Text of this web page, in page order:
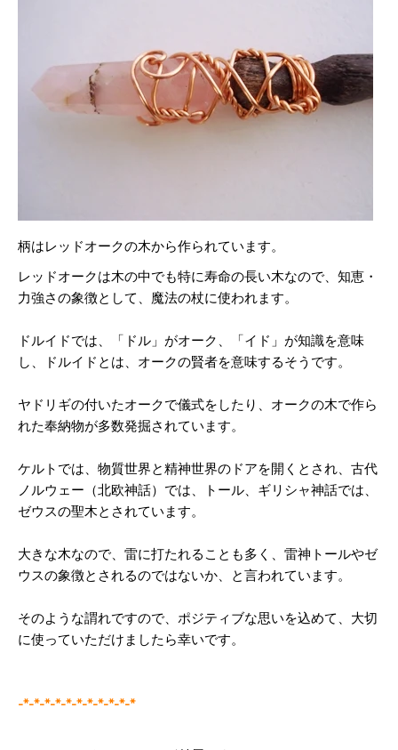
柄はレッドオークの木から作られています。
レッドオークは木の中でも特に寿命の長い木なので、知恵・
力強さの象徴として、魔法の杖に使われます。
ドルイドでは、「ドル」がオーク、「イド」が知識を意味
し、ドルイドとは、オークの賢者を意味するそうです。
ヤドリギの付いたオークで儀式をしたり、オークの木で作ら
れた奉納物が多数発掘されています。
ケルトでは、物質世界と精神世界のドアを開くとされ、古代
ノルウェー（北欧神話）では、トール、ギリシャ神話では、
ゼウスの聖木とされています。
大きな木なので、雷に打たれることも多く、雷神トールやゼ
ウスの象徴とされるのではないか、と言われています。
そのような謂れですので、ポジティブな思いを込めて、大切
に使っていただけましたら幸いです。
-*-*-*-*-*-*-*-*-*-*-*